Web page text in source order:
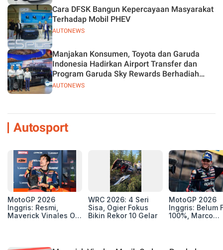
AUTONEWS
Cara DFSK Bangun Kepercayaan Masyarakat
Terhadap Mobil PHEV
AUTONEWS
Manjakan Konsumen, Toyota dan Garuda
Indonesia Hadirkan Airport Transfer dan
Program Garuda Sky Rewards Berhadiah
Hybrid EV
Autosport
MotoGP 2026
Inggris: Resmi,
Maverick Vinales Out
Selanjutnya Belum
WRC 2026: 4 Seri
Sisa, Ogier Fokus
Bikin Rekor 10 Gelar
MotoGP 2026
Inggris: Belum
100%, Marco
GP